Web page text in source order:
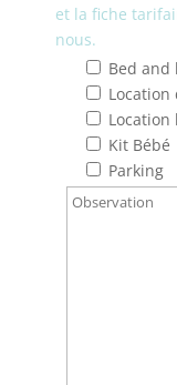
et la fiche
nous.
Bed and
Kit Bébé
Parking